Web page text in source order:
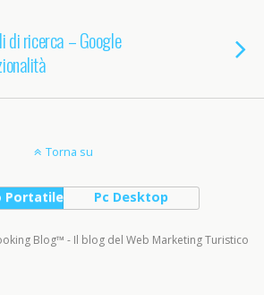
di ricerca – Google
Torna su
Portatile Pc Desktop
Blog™ - Il blog del Web Marketing Turistico